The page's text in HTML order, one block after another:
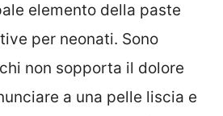
elemento della paste
per neonati. Sono
non sopporta il dolore
a una pelle liscia e